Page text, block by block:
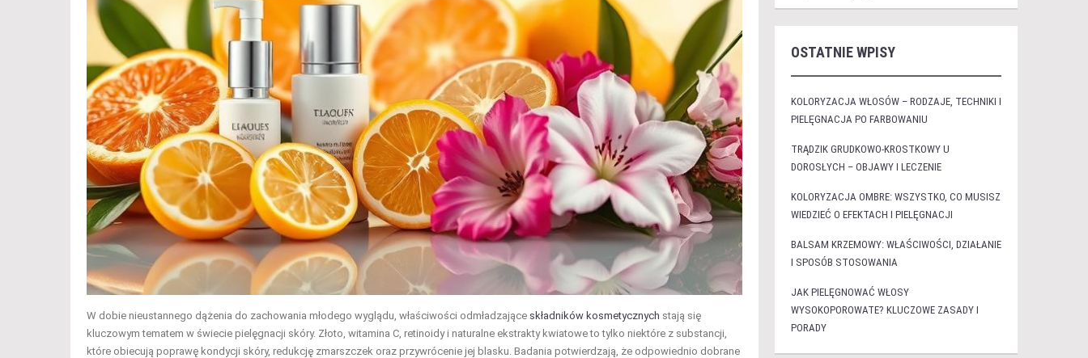
W dobie nieustannego dążenia do zachowania młodego wyglądu, właściwości odmładzające składników kosmetycznych stają się
kluczowym tematem w świecie pielęgnacji skóry. Złoto, witamina C, retinoidy i naturalne ekstrakty kwiatowe to tylko niektóre z substancji,
które obiecują poprawę kondycji skóry, redukcję zmarszczek oraz przywrócenie jej blasku. Badania potwierdzają, że odpowiednio dobrane
OSTATNIE WPISY
KOLORYZACJA WŁOSÓW – RODZAJE, TECHNIKI I
PIELĘGNACJA PO FARBOWANIU
TRĄDZIK GRUDKOWO-KROSTKOWY U
DOROSŁYCH – OBJAWY I LECZENIE
KOLORYZACJA OMBRE: WSZYSTKO, CO MUSISZ
WIEDZIEĆ O EFEKTACH I PIELĘGNACJI
BALSAM KRZEMOWY: WŁAŚCIWOŚCI, DZIAŁANIE
I SPOSÓB STOSOWANIA
JAK PIELĘGNOWAĆ WŁOSY
WYSOKOPOROWATE? KLUCZOWE ZASADY I
PORADY